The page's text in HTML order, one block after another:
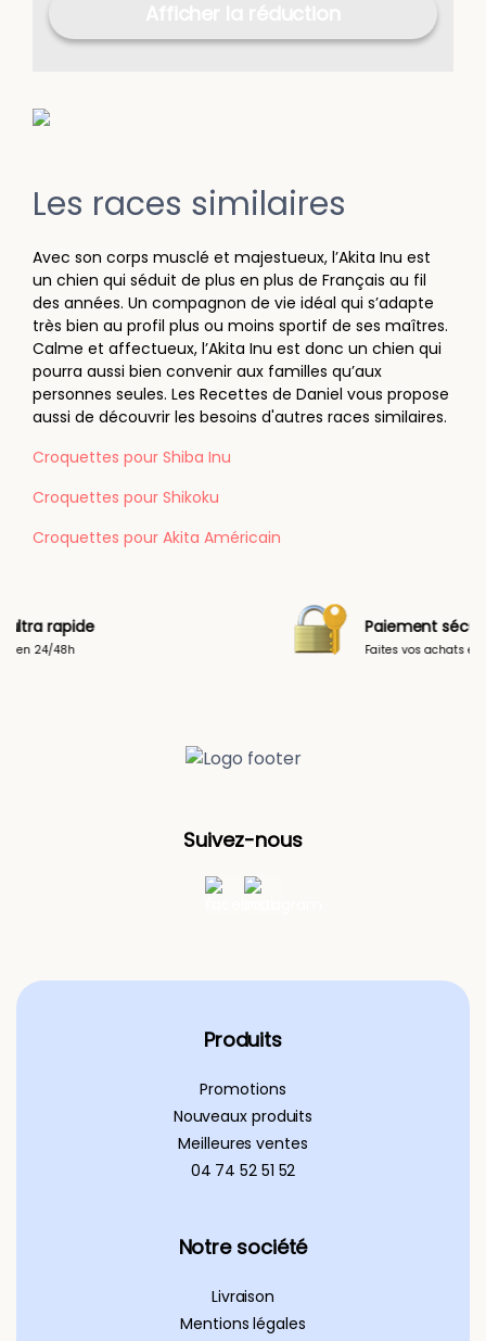
Les races similaires
Avec son corps musclé et majestueux, l’Akita Inu est
un chien qui séduit de plus en plus de Français au fil
des années. Un compagnon de vie idéal qui s’adapte
très bien au profil plus ou moins sportif de ses maîtres.
Calme et affectueux, l’Akita Inu est donc un chien qui
pourra aussi bien convenir aux familles qu’aux
personnes seules. Les Recettes de Daniel vous propose
aussi de découvrir les besoins d'autres races similaires.
Croquettes pour Shiba Inu
Croquettes pour Shikoku
Croquettes pour Akita Américain
Paiement sécurisé
Faites vos achats en toute tranquilité
Suivez-nous
Produits
Promotions
Nouveaux produits
Meilleures ventes
04 74 52 51 52
Notre société
Livraison
Mentions légales